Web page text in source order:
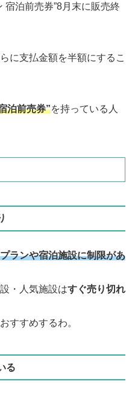
泊前売券”8月末に販売終
に支払金額を半額にするこ
泊前売券”を持っている人
プランや宿泊施設に制限があ
・人気施設はすぐ売り切れ
すすめするわ。
る